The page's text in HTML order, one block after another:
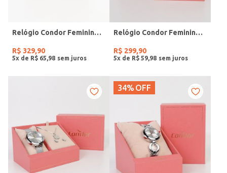
Relógio Condor Feminino DOURADO
R$ 329,90
5x de R$ 65 98
Relógio Condor Feminino DOURADO
R$ 299,90
5x de R$ 59 98
34% OFF